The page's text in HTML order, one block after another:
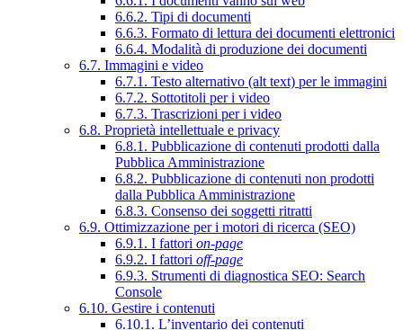
6.6.2. Tipi di documenti
6.6.3. Formato di lettura dei documenti elettronici
6.6.4. Modalità di produzione dei documenti
6.7. Immagini e video
6.7.1. Testo alternativo (alt text) per le immagini
6.7.2. Sottotitoli per i video
6.7.3. Trascrizioni per i video
6.8. Proprietà intellettuale e privacy
6.8.1. Pubblicazione di contenuti prodotti dalla
Pubblica Amministrazione
6.8.2. Pubblicazione di contenuti non prodotti
dalla Pubblica Amministrazione
6.8.3. Consenso dei soggetti ritratti
6.9. Ottimizzazione per i motori di ricerca (SEO)
6.9.1. I fattori on-page
6.9.2. I fattori off-page
6.9.3. Strumenti di diagnostica SEO: Search
Console
6.10. Gestire i contenuti
6.10.1. L’inventario dei contenuti